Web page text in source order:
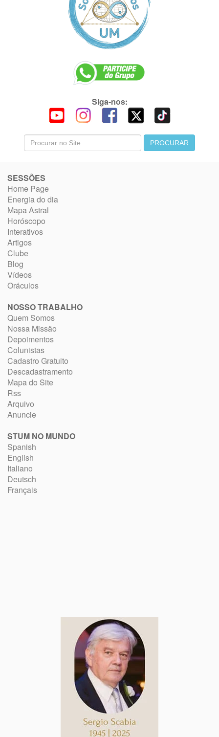
Siga-nos:
SESSÕES
Home Page
Energia do dia
Mapa Astral
Horóscopo
Interativos
Artigos
Clube
Blog
Vídeos
Oráculos
NOSSO TRABALHO
Quem Somos
Nossa Missão
Depoimentos
Colunistas
Cadastro Gratuito
Descadastramento
Mapa do Site
Rss
Arquivo
Anuncie
STUM NO MUNDO
Spanish
English
Italiano
Deutsch
Français